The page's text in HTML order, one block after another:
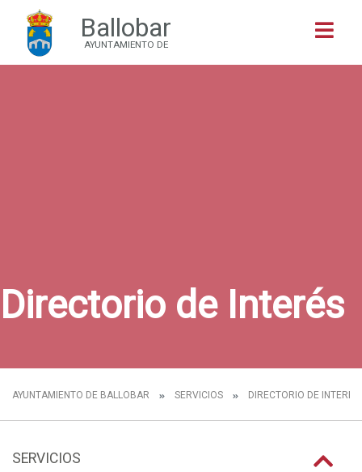
Ballobar
AYUNTAMIENTO DE
Directorio de Interés
AYUNTAMIENTO DE BALLOBAR SERVICIOS DIRECTORIO DE INTERÉS
SERVICIOS